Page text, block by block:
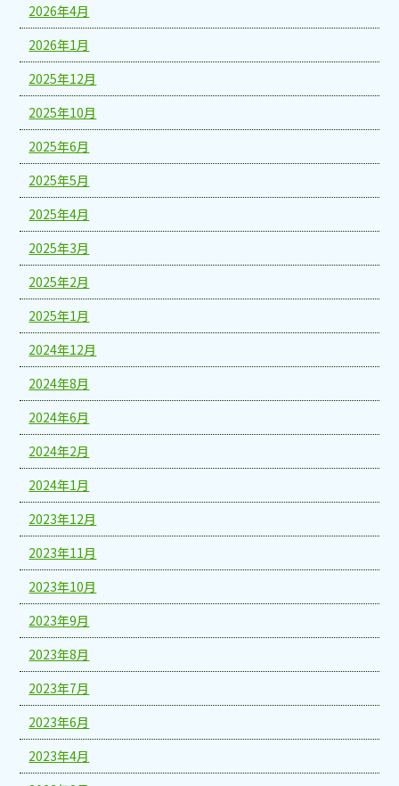
2026年4月
2026年1月
2025年12月
2025年10月
2025年6月
2025年5月
2025年4月
2025年3月
2025年2月
2025年1月
2024年12月
2024年8月
2024年6月
2024年2月
2024年1月
2023年12月
2023年11月
2023年10月
2023年9月
2023年8月
2023年7月
2023年6月
2023年4月